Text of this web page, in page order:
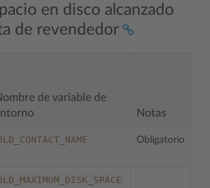
en disco alcanzado
de revendedor
de variable de
Notas
Obligatorio